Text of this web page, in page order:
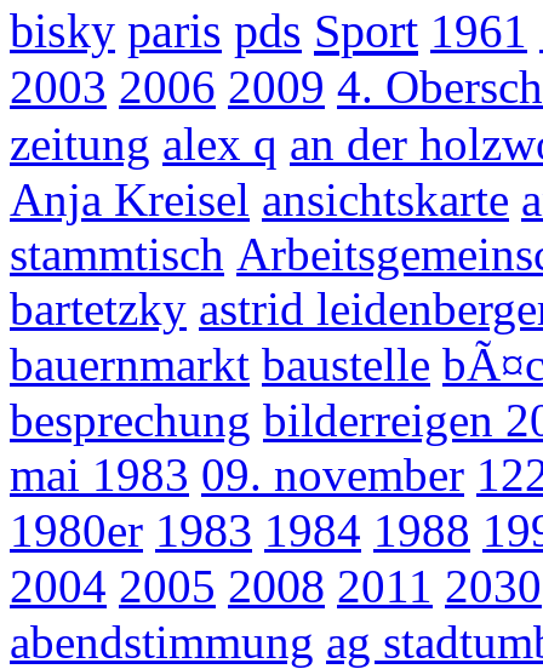
bisky paris pds Sport 1961
2003 2006 2009 4.
zeitung alex q an der
Anja Kreisel ansichtskarte
stammtisch
bartetzky astrid
bauernmarkt baustelle
besprechung bilderreigen
mai 1983 09. november
1980er 1983 1984 1988
2004 2005 2008 2011 2030
abendstimmung ag